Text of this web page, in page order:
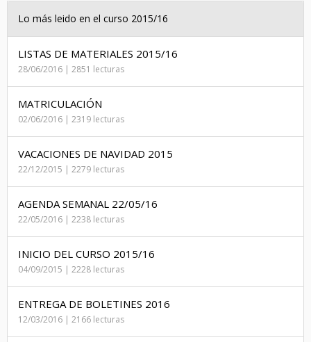
Lo más leido en el curso 2015/16
LISTAS DE MATERIALES 2015/16
28/06/2016 | 2851 lecturas
MATRICULACIÓN
02/06/2016 | 2319 lecturas
VACACIONES DE NAVIDAD 2015
22/12/2015 | 2279 lecturas
AGENDA SEMANAL 22/05/16
22/05/2016 | 2238 lecturas
INICIO DEL CURSO 2015/16
04/09/2015 | 2228 lecturas
ENTREGA DE BOLETINES 2016
12/03/2016 | 2166 lecturas